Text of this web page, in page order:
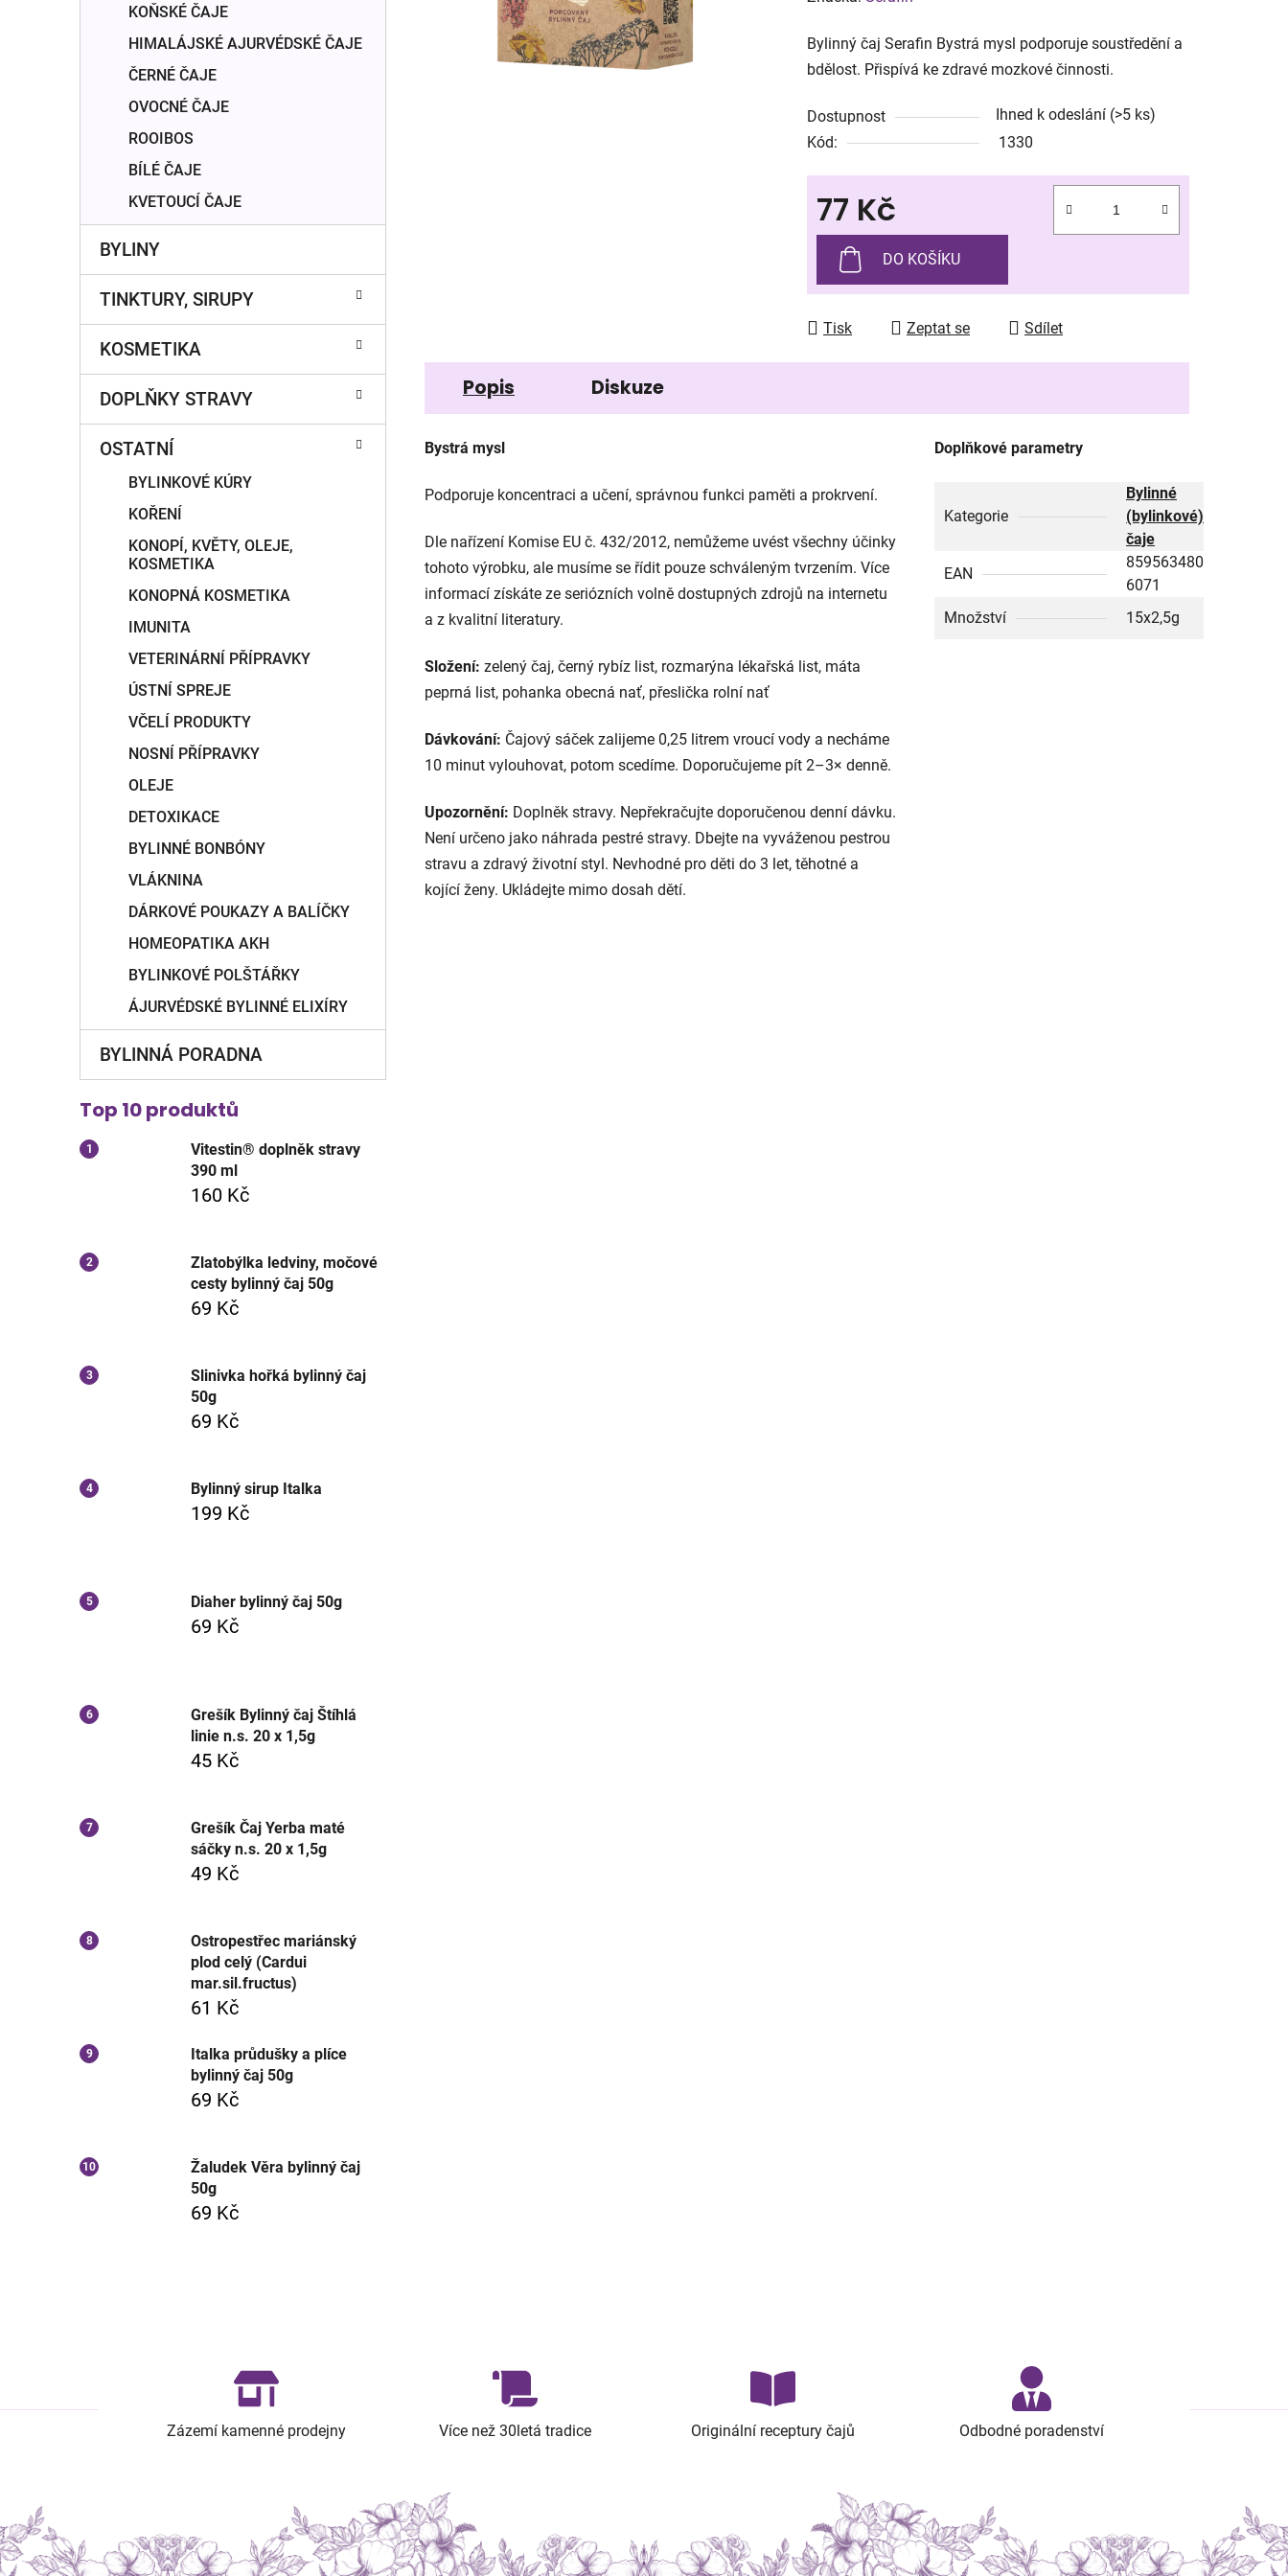
KOŇSKÉ ČAJE
HIMALÁJSKÉ AJURVÉDSKÉ ČAJE
ČERNÉ ČAJE
OVOCNÉ ČAJE
ROOIBOS
BÍLÉ ČAJE
KVETOUCÍ ČAJE
BYLINY
TINKTURY, SIRUPY
KOSMETIKA
DOPLŇKY STRAVY
OSTATNÍ
BYLINKOVÉ KÚRY
KOŘENÍ
KONOPÍ, KVĚTY, OLEJE,
KOSMETIKA
KONOPNÁ KOSMETIKA
IMUNITA
VETERINÁRNÍ PŘÍPRAVKY
ÚSTNÍ SPREJE
VČELÍ PRODUKTY
NOSNÍ PŘÍPRAVKY
OLEJE
DETOXIKACE
BYLINNÉ BONBÓNY
VLÁKNINA
DÁRKOVÉ POUKAZY A BALÍČKY
HOMEOPATIKA AKH
BYLINKOVÉ POLŠTÁŘKY
ÁJURVÉDSKÉ BYLINNÉ ELIXÍRY
BYLINNÁ PORADNA
Top 10 produktů
Vitestin® doplněk stravy
390 ml
160 Kč
Zlatobýlka ledviny, močové
cesty bylinný čaj 50g
69 Kč
Slinivka hořká bylinný čaj
50g
69 Kč
Bylinný sirup Italka
199 Kč
Diaher bylinný čaj 50g
69 Kč
Grešík Bylinný čaj Štíhlá
linie n.s. 20 x 1,5g
45 Kč
Grešík Čaj Yerba maté
sáčky n.s. 20 x 1,5g
49 Kč
Ostropestřec mariánský
plod celý (Cardui
mar.sil.fructus)
61 Kč
Italka průdušky a plíce
bylinný čaj 50g
69 Kč
Žaludek Věra bylinný čaj
50g
69 Kč
je
0,0
5
hvězdiček.
Bylinný čaj Serafin Bystrá mysl podporuje soustředění a
bdělost. Přispívá ke zdravé mozkové činnosti.
Dostupnost Ihned k odeslání (>5 ks)
Kód:
1330
77 Kč
Měrná cena:
DO KOŠÍKU
Tisk Zeptat se Sdílet
Popis Diskuze
Bystrá mysl
Podporuje koncentraci a učení, správnou funkci paměti a prokrvení.
Dle nařízení Komise EU č. 432/2012, nemůžeme uvést všechny účinky
tohoto výrobku, ale musíme se řídit pouze schváleným tvrzením. Více
informací získáte ze seriózních volně dostupných zdrojů na internetu
a z kvalitní literatury.
Složení: zelený čaj, černý rybíz list, rozmarýna lékařská list, máta
peprná list, pohanka obecná nať, přeslička rolní nať
Dávkování: Čajový sáček zalijeme 0,25 litrem vroucí vody a necháme
10 minut vylouhovat, potom scedíme. Doporučujeme pít 2–3× denně.
Upozornění: Doplněk stravy. Nepřekračujte doporučenou denní dávku.
Není určeno jako náhrada pestré stravy. Dbejte na vyváženou pestrou
stravu a zdravý životní styl. Nevhodné pro děti do 3 let, těhotné a
kojící ženy. Ukládejte mimo dosah dětí.
Doplňkové parametry
Kategorie
Bylinné
(bylinkové)
čaje
EAN
859563480
6071
Množství
15x2,5g
Zázemí kamenné prodejny Více než 30letá tradice Originální receptury čajů Odbodné poradenství